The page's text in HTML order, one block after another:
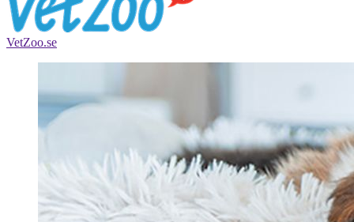
VetZoo.se